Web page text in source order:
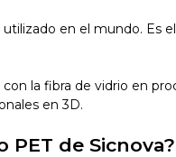
en el mundo. Es
la fibra de vidrio en
en 3D.
de Sicnova?